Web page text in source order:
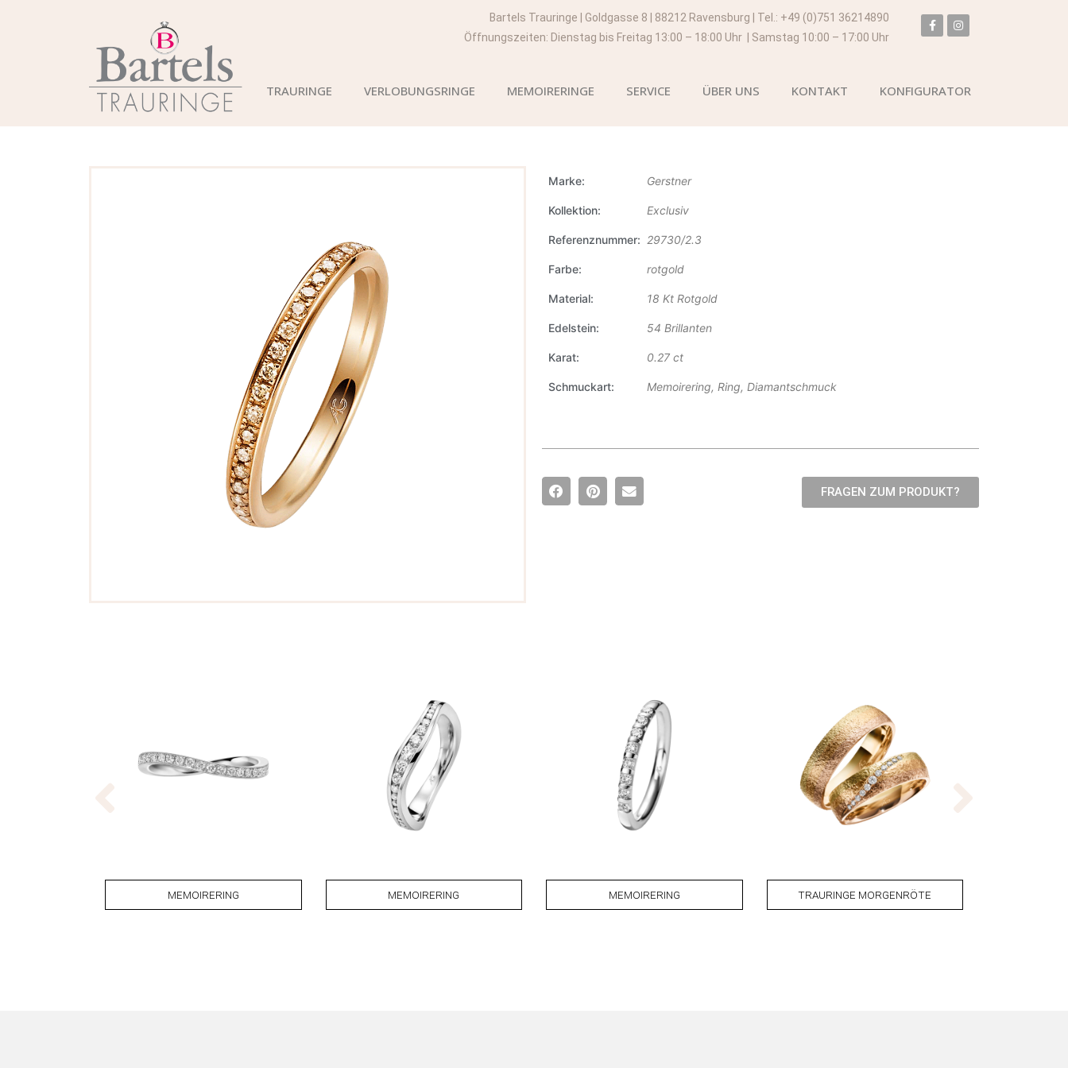
Bartels Trauringe | Goldgasse 8 | 88212 Ravensburg | Tel.: +49 (0)751 36214890
Öffnungszeiten: Dienstag bis Freitag 13:00 – 18:00 Uhr | Samstag 10:00 – 17:00 Uhr
TRAURINGE VERLOBUNGSRINGE MEMOIRERINGE SERVICE ÜBER UNS KONTAKT KONFIGURATOR
Marke Gerstner
Kollektion Exclusiv
Referenznummer 29730/2.3
Farbe rotgold
Material 18 Kt Rotgold
Edelstein 54 Brillanten
Karat 0.27 ct
Schmuckart Memoirering, Ring, Diamantschmuck
FRAGEN ZUM PRODUKT?
MEMOIRERING MEMOIRERING MEMOIRERING TRAURINGE MORGENRÖTE